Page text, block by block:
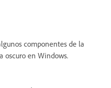
componentes de la
oscuro en Windows.